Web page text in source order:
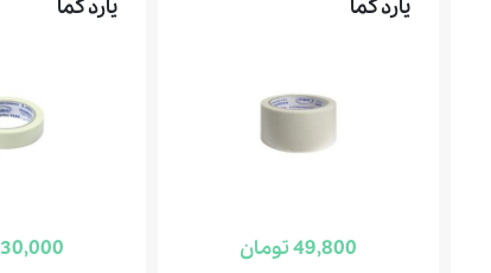
یارد کما
49,800 تومان
یارد کما
30,000 تومان